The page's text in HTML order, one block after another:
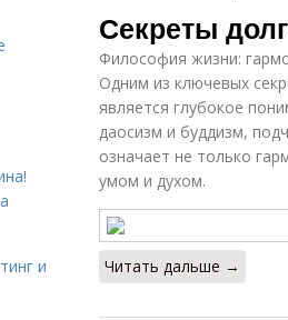
Секреты
Философия жизни:
Одним из ключевых
является глубокое
даосизм и буддизм,
означает не только
умом и духом.
Читать дальше →
и